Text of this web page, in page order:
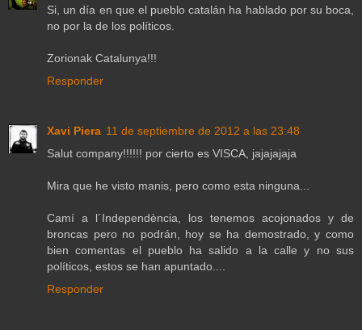
Si, un día en que el pueblo catalán ha hablado por su boca,
no por la de los políticos.
Zorionak Catalunya!!!
Responder
Xavi Piera 11 de septiembre de 2012 a las 23:48
Salut company!!!!!! por cierto es VISCA, jajajajaja
Mira que he visto manis, pero como esta ninguna...
Camí a l´Independència, los tenemos acojonados y de
broncas pero no podrán, hoy se ha demostrado, y como
bien comentas el pueblo ha salido a la calle y no sus
políticos, estos se han apuntado....
Responder